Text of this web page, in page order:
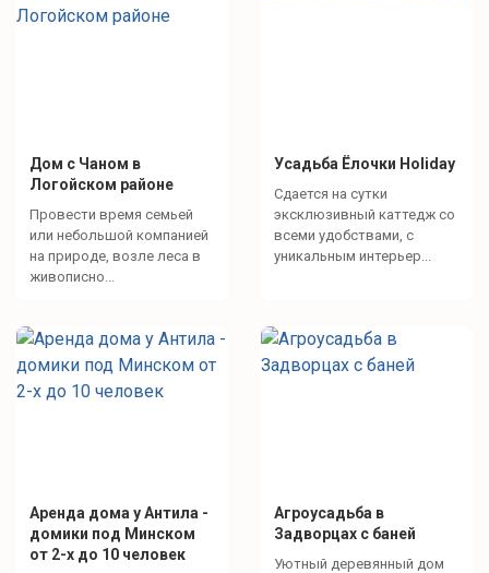
Дом с Чаном в
Логойском районе
Провести время семьей
или небольшой компанией
на природе, возле леса в
живописно...
Усадьба Ёлочки Holiday
Сдается на сутки
эксклюзивный каттедж со
всеми удобствами, с
уникальным интерьер...
Аренда дома у Антила -
домики под Минском
от 2-х до 10 человек
Агроусадьба в
Задворцах с баней
Уютный деревянный дом